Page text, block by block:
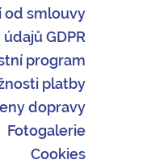
od smlouvy
GDPR
program
platby
dopravy
Fotogalerie
Cookies